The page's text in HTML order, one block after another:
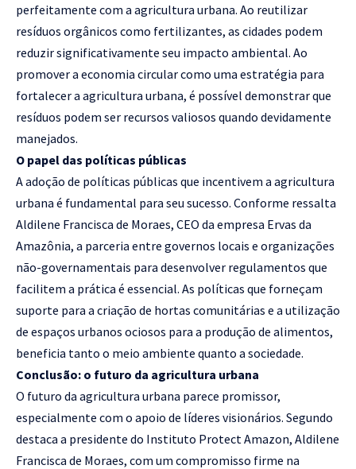
perfeitamente com a agricultura urbana. Ao reutilizar
resíduos orgânicos como fertilizantes, as cidades podem
reduzir significativamente seu impacto ambiental. Ao
promover a economia circular como uma estratégia para
fortalecer a agricultura urbana, é possível demonstrar que
resíduos podem ser recursos valiosos quando devidamente
manejados.
O papel das políticas públicas
A adoção de políticas públicas que incentivem a agricultura
urbana é fundamental para seu sucesso. Conforme ressalta
Aldilene Francisca de Moraes, CEO da empresa Ervas da
Amazônia, a parceria entre governos locais e organizações
não-governamentais para desenvolver regulamentos que
facilitem a prática é essencial. As políticas que forneçam
suporte para a criação de hortas comunitárias e a utilização
de espaços urbanos ociosos para a produção de alimentos,
beneficia tanto o meio ambiente quanto a sociedade.
Conclusão: o futuro da agricultura urbana
O futuro da agricultura urbana parece promissor,
especialmente com o apoio de líderes visionários. Segundo
destaca a presidente do Instituto Protect Amazon, Aldilene
Francisca de Moraes, com um compromisso firme na